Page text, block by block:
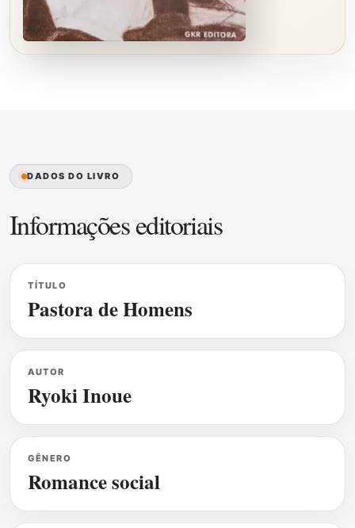
DADOS DO LIVRO
Informações editoriais
TÍTULO
Pastora de Homens
AUTOR
Ryoki Inoue
GÊNERO
Romance social